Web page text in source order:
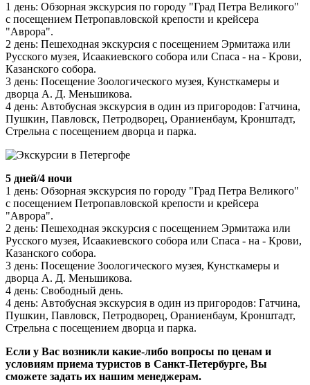
1 день: Обзорная экскурсия по городу "Град Петра Великого"
с посещением Петропавловской крепости и крейсера
"Аврора".
2 день: Пешеходная экскурсия с посещением Эрмитажа или
Русского музея, Исаакиевского собора или Спаса - на - Крови,
Казанского собора.
3 день: Посещение Зоологического музея, Кунсткамеры и
дворца А. Д. Меньшикова.
4 день: Автобусная экскурсия в один из пригородов: Гатчина,
Пушкин, Павловск, Петродворец, Ораниенбаум, Кронштадт,
Стрельна с посещением дворца и парка.
5 дней/4 ночи
1 день: Обзорная экскурсия по городу "Град Петра Великого"
с посещением Петропавловской крепости и крейсера
"Аврора".
2 день: Пешеходная экскурсия с посещением Эрмитажа или
Русского музея, Исаакиевского собора или Спаса - на - Крови,
Казанского собора.
3 день: Посещение Зоологического музея, Кунсткамеры и
дворца А. Д. Меньшикова.
4 день: Свободный день.
4 день: Автобусная экскурсия в один из пригородов: Гатчина,
Пушкин, Павловск, Петродворец, Ораниенбаум, Кронштадт,
Стрельна с посещением дворца и парка.
Если у Вас возникли какие-либо вопросы по ценам и
условиям приема туристов в Санкт-Петербурге, Вы
сможете задать их нашим менеджерам.